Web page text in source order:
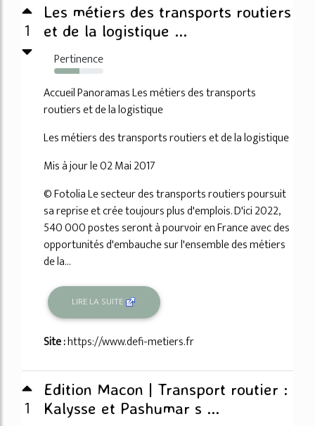
1
Les métiers des transports routiers
et de la logistique ...
Pertinence
51%
Accueil Panoramas Les métiers des transports
routiers et de la logistique
Les métiers des transports routiers et de la logistique
Mis à jour le 02 Mai 2017
© Fotolia Le secteur des transports routiers poursuit
sa reprise et crée toujours plus d'emplois. D'ici 2022,
540 000 postes seront à pourvoir en France avec des
opportunités d'embauche sur l'ensemble des métiers
de la...
LIRE LA SUITE
Site :https://www.defi-metiers.fr
1
Edition Macon | Transport routier :
Kalysse et Pashumar s ...